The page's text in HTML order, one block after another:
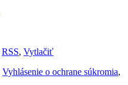
RSS, Vytlačiť
Vyhlásenie o ochrane súkromia,